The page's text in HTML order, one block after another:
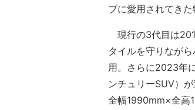
ブに愛用されてきた
現行の3代目は
タイルを守りなが
用。さらに2023年
ンチュリーSUV）
全幅1990mm×全高